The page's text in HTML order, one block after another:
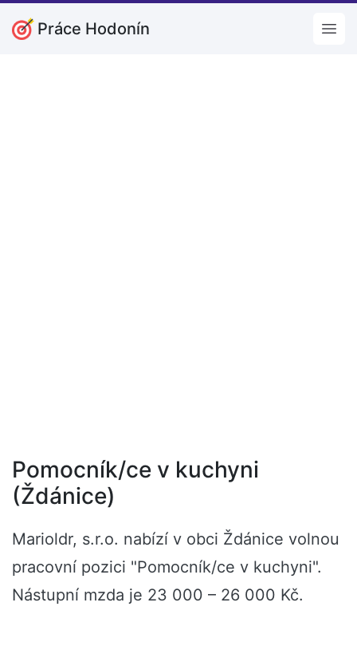
Práce Hodonín
Pomocník/ce v kuchyni
(Ždánice)
Marioldr, s.r.o. nabízí v obci Ždánice volnou
pracovní pozici "Pomocník/ce v kuchyni".
Nástupní mzda je 23 000 – 26 000 Kč.